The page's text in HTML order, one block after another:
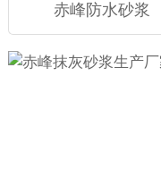
赤峰防水砂浆